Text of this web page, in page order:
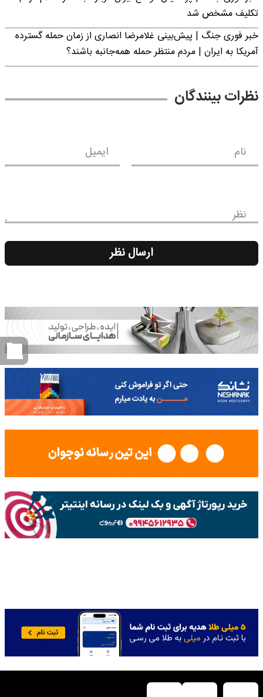
تکلیف مشخص شد
خبر فوری جنگ | پیش‌بینی غلامرضا انصاری از زمان حمله گسترده
آمریکا به ایران | مردم منتظر حمله همه‌جانبه باشند؟
نظرات بینندگان
نام ایمیل
نظر
ارسال نظر